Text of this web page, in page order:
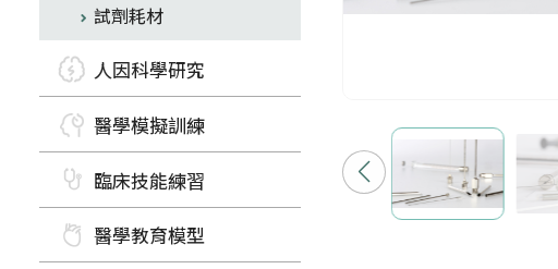
試劑耗材
人因科學研究
醫學模擬訓練
臨床技能練習
醫學教育模型